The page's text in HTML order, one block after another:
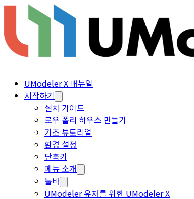
UModeler X 매뉴얼
시작하기
설치 가이드
로우 폴리 하우스 만들기
기초 튜토리얼
환경 설정
단축키
메뉴 소개
툴바
UModeler 유저를 위한 UModeler X